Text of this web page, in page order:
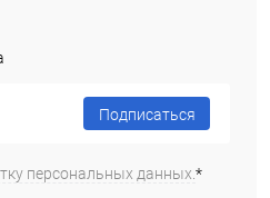
Подписаться
персональных данных.*